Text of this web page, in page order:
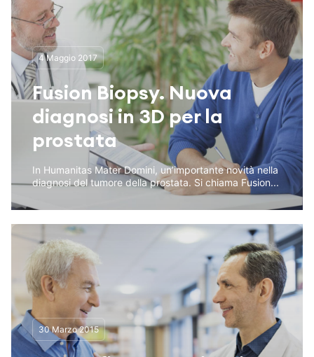
4 Maggio 2017
Fusion Biopsy. Nuova
diagnosi in 3D per la
prostata
In Humanitas Mater Domini, un’importante novità nella
diagnosi del tumore della prostata. Si chiama Fusion...
30 Marzo 2015